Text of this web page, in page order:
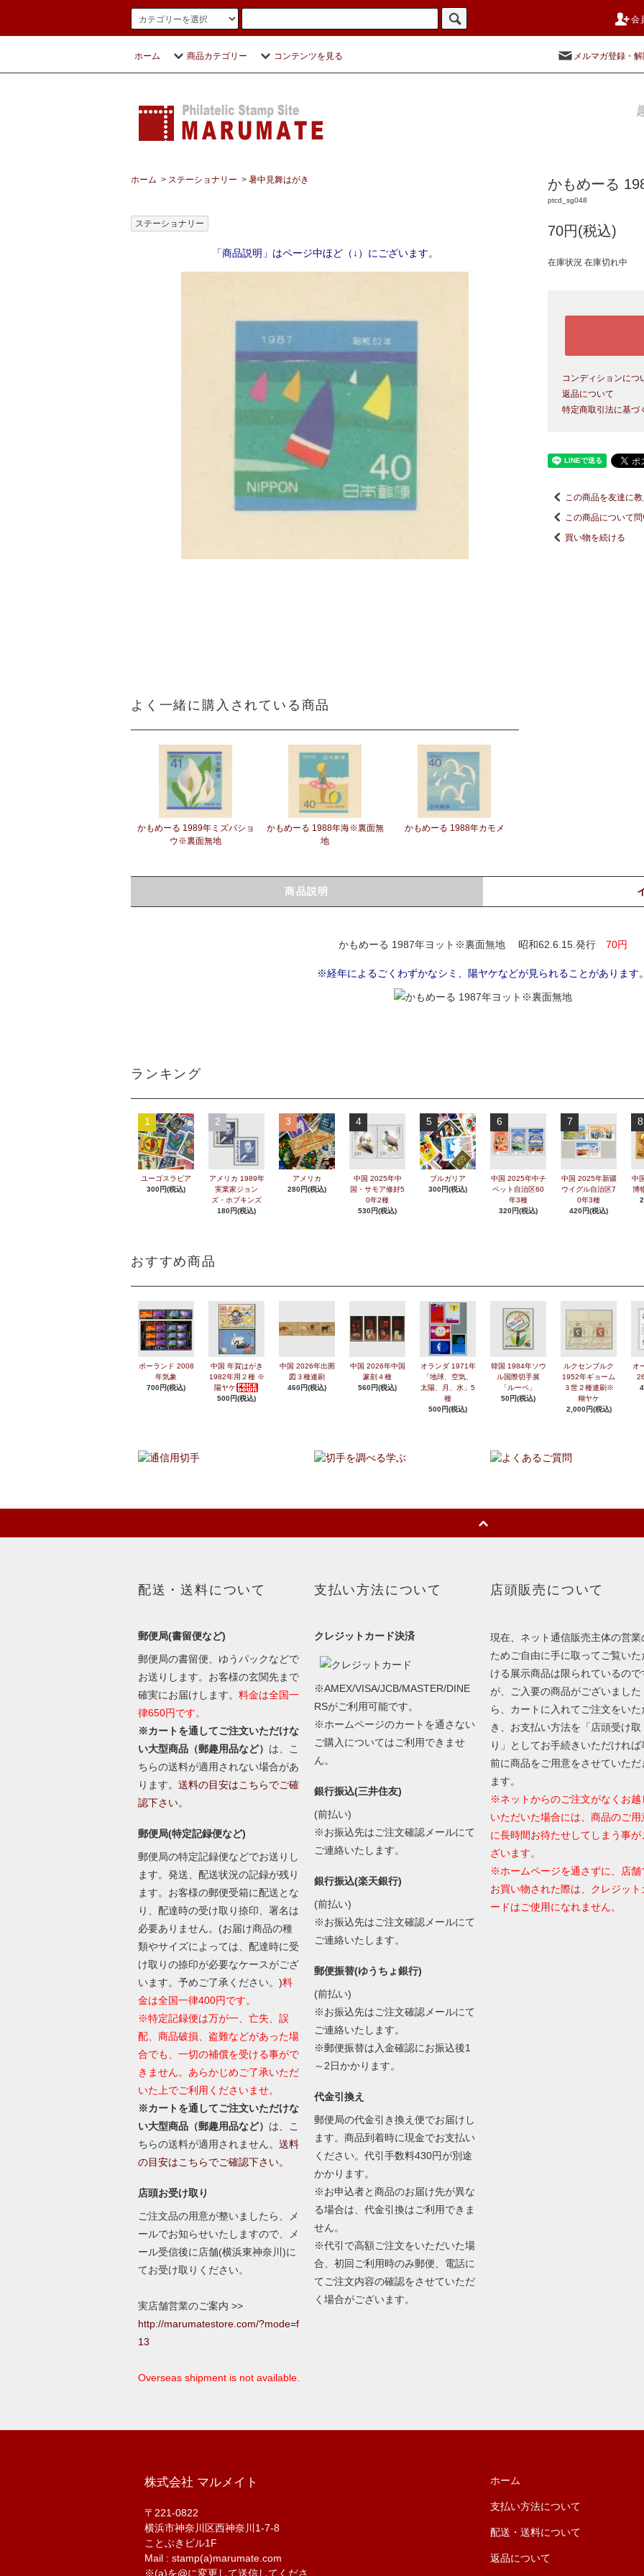
会
ホーム 商品カテゴリー コンテンツを見る メルマガ登録・
ホーム > ステーショナリー > 暑中見舞はがき
ステーショナリー
「商品説明」はページ中ほど（↓）にございます。
よく一緒に購入されている商品
かもめーる 1989年ミズバショ
ウ※裏面無地
かもめーる 1988年海※裏面無
地
かもめーる 1988年カモメ
かもめーる
ptcd_sg048
70円(税込)
在庫状況 在庫切れ中
コンディションにつ
返品について
特定商取引法に基づ
この商品を友達に
この商品について
買い物を続ける
商品説明
かもめーる 1987年ヨット※裏面無地 昭和62.6.15.発行 70円
※経年によるごくわずかなシミ、陽ヤケなどが見られることがあります
ランキング
1
ユーゴスラビア
300円(税込)
2
アメリカ 1989年
実業家ジョン
ズ・ホプキンズ
180円(税込)
3
アメリカ
280円(税込)
4
中国 2025年中
国・サモア修好5
0年2種
530円(税込)
5
ブルガリア
300円(税込)
6
中国 2025年中チ
ベット自治区60
年3種
320円(税込)
7
中国 2025年新疆
ウイグル自治区7
0年3種
420円(税込)
8
中
博
おすすめ商品
ポーランド 2008
年気象
700円(税込)
中国 年賀はがき
1982年用２種 ※
陽ヤケ
500円(税込)
中国 2026年出圉
図３種連刷
460円(税込)
中国 2026年中国
篆刻４種
560円(税込)
オランダ 1971年
「地球、空気、
太陽、月、水」5
種
500円(税込)
韓国 1984年ソウ
ル国際切手展
「ルーペ」
50円(税込)
ルクセンブルク
1952年ギョーム
３世２種連刷※
糊ヤケ
2,000円(税込)
オ
配送・送料について
郵便局(書留便など)
郵便局の書留便、ゆうパックなどで
お送りします。お客様の玄関先まで
確実にお届けします。 料金は全国一
律650円です。
※カートを通してご注文いただけな
い大型商品（郵趣用品など） は、こ
ちらの送料が適用されない場合があ
ります。 送料の目安はこちらでご確
認下さい。
郵便局(特定記録便など)
郵便局の特定記録便などでお送りし
ます。発送、配送状況の記録が残り
ます。お客様の郵便受箱に配送とな
り、配達時の受け取り捺印、署名は
必要ありません。(お届け商品の種
類やサイズによっては、配達時に受
け取りの捺印が必要なケースがござ
います。予めご了承ください。)料
金は全国一律400円です。
※特定記録便は万が一、亡失、誤
配、商品破損、盗難などがあった場
合でも、一切の補償を受ける事がで
きません。あらかじめご了承いただ
いた上でご利用くださいませ。
※カートを通してご注文いただけな
い大型商品（郵趣用品など） は、こ
ちらの送料が適用されません。 送料
の目安はこちらでご確認下さい。
店頭お受け取り
ご注文品の用意が整いましたら、メ
ールでお知らせいたしますので、メ
ール受信後に店舗(横浜東神奈川)に
てお受け取りください。
実店舗営業のご案内 >>
http://marumatestore.com/?mode=f
13
Overseas shipment is not available.
支払い方法について
クレジットカード決済
※AMEX/VISA/JCB/MASTER/DINE
RSがご利用可能です。
※ホームページのカートを通さない
ご購入についてはご利用できませ
ん。
銀行振込(三井住友)
(前払い)
※お振込先はご注文確認メールにて
ご連絡いたします。
銀行振込(楽天銀行)
(前払い)
※お振込先はご注文確認メールにて
ご連絡いたします。
郵便振替(ゆうちょ銀行)
(前払い)
※お振込先はご注文確認メールにて
ご連絡いたします。
※郵便振替は入金確認にお振込後1
～2日かかります。
代金引換え
郵便局の代金引き換え便でお届けし
ます。商品到着時に現金でお支払い
ください。代引手数料430円が別途
かかります。
※お申込者と商品のお届け先が異な
る場合は、代金引換はご利用できま
せん。
※代引で高額ご注文をいただいた場
合、初回ご利用時のみ郵便、電話に
てご注文内容の確認をさせていただ
く場合がございます。
店頭販売について
現在、ネット通信販売主体の営業
ためご自由に手に取ってご覧いた
ける展示商品は限られているので
が、ご入要の商品がございました
ら、カートに入れてご注文をいた
き、お支払い方法を「店頭受け取
り」としてお手続きいただければ
前に商品をご用意をさせていただ
ます。
※ネットからのご注文がなくお越
いただいた場合には、商品のご用
に長時間お待たせしてしまう事が
ざいます。
※ホームページを通さずに、店舗
お買い物された際は、クレジット
ードはご使用になれません。
株式会社 マルメイト
〒221-0822
横浜市神奈川区西神奈川1-7-8
ことぶきビル1F
Mail : stamp(a)marumate.com
※(a)を@に変更して送信してくださ
ホーム
支払い方法について
配送・送料について
返品について